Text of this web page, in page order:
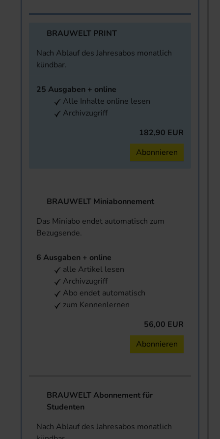
BRAUWELT PRINT
Nach Ablauf des Jahresabos monatlich
kündbar.
25 Ausgaben + online
Alle Inhalte online lesen
Archivzugriff
182,90 EUR
Abonnieren
BRAUWELT Miniabonnement
Das Miniabo endet automatisch zum
Bezugsende.
6 Ausgaben + online
alle Artikel lesen
Archivzugriff
Abo endet automatisch
zum Kennenlernen
56,00 EUR
Abonnieren
BRAUWELT Abonnement für
Studenten
Nach Ablauf des Jahresabos monatlich